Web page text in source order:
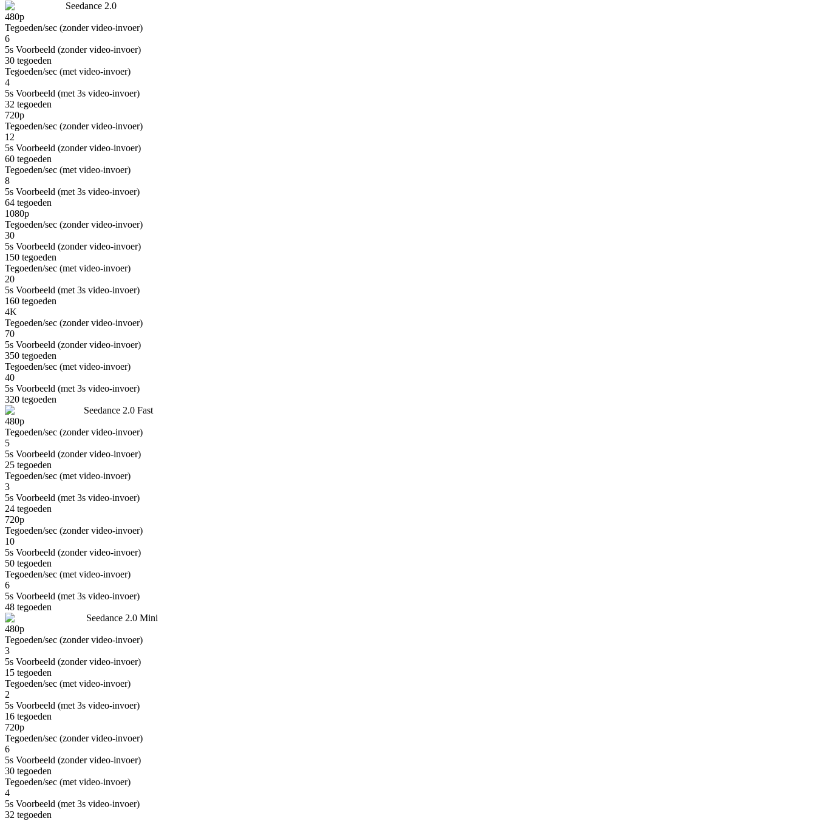
Seedance 2.0
480p
Tegoeden/sec (zonder video-invoer)
6
5s Voorbeeld (zonder video-invoer)
30 tegoeden
Tegoeden/sec (met video-invoer)
4
5s Voorbeeld (met 3s video-invoer)
32 tegoeden
720p
Tegoeden/sec (zonder video-invoer)
12
5s Voorbeeld (zonder video-invoer)
60 tegoeden
Tegoeden/sec (met video-invoer)
8
5s Voorbeeld (met 3s video-invoer)
64 tegoeden
1080p
Tegoeden/sec (zonder video-invoer)
30
5s Voorbeeld (zonder video-invoer)
150 tegoeden
Tegoeden/sec (met video-invoer)
20
5s Voorbeeld (met 3s video-invoer)
160 tegoeden
4K
Tegoeden/sec (zonder video-invoer)
70
5s Voorbeeld (zonder video-invoer)
350 tegoeden
Tegoeden/sec (met video-invoer)
40
5s Voorbeeld (met 3s video-invoer)
320 tegoeden
Seedance 2.0 Fast
480p
Tegoeden/sec (zonder video-invoer)
5
5s Voorbeeld (zonder video-invoer)
25 tegoeden
Tegoeden/sec (met video-invoer)
3
5s Voorbeeld (met 3s video-invoer)
24 tegoeden
720p
Tegoeden/sec (zonder video-invoer)
10
5s Voorbeeld (zonder video-invoer)
50 tegoeden
Tegoeden/sec (met video-invoer)
6
5s Voorbeeld (met 3s video-invoer)
48 tegoeden
Seedance 2.0 Mini
480p
Tegoeden/sec (zonder video-invoer)
3
5s Voorbeeld (zonder video-invoer)
15 tegoeden
Tegoeden/sec (met video-invoer)
2
5s Voorbeeld (met 3s video-invoer)
16 tegoeden
720p
Tegoeden/sec (zonder video-invoer)
6
5s Voorbeeld (zonder video-invoer)
30 tegoeden
Tegoeden/sec (met video-invoer)
4
5s Voorbeeld (met 3s video-invoer)
32 tegoeden